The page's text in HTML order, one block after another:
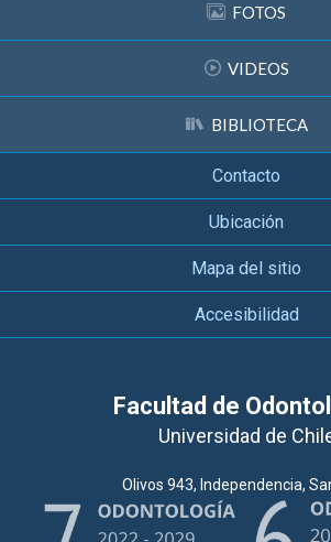
FOTOS
VIDEOS
BIBLIOTECA
Contacto
Ubicación
Mapa del sitio
Accesibilidad
Facultad de
Universidad de
Olivos 943, Independencia,